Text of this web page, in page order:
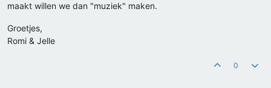
maakt willen we dan "muziek" maken.
Groetjes,
Romi & Jelle
0